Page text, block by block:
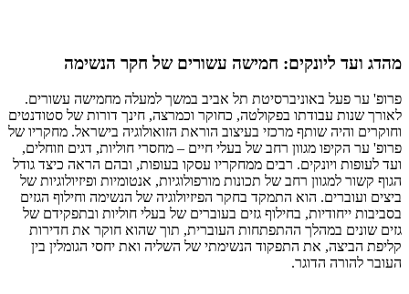
מהדג ועד ליונקים: חמישה עשורים של חקר הנשימה
פרופ' ער פעל באוניברסיטת תל אביב במשך למעלה מחמישה עשורים.
לאורך שנות עבודתו בפקולטה, כחוקר וכמרצה, חינך דורות של סטודנטים
וחוקרים והיה שותף מרכזי בעיצוב הוראת הזואולוגיה בישראל. מחקריו של
פרופ' ער הקיפו מגוון רחב של בעלי חיים – מחסרי חוליות, דגים וזוחלים,
ועד לעופות ויונקים. רבים ממחקריו עסקו בעופות, ובהם הראה כיצד גודל
הגוף קשור למגוון רחב של תכונות מורפולוגיות, אנטומיות ופיזיולוגיות של
ביצים ועוברים. הוא התמקד בחקר הפיזיולוגיה של הנשימה וחילוף הגזים
בסביבות ייחודיות, בחילוף גזים בעוברים של בעלי חוליות ובתפקידם של
גזים שונים במהלך ההתפתחות העוברית, תוך שהוא חוקר את חדירות
קליפת הביצה, את התפקוד הנשימתי של השליה ואת יחסי הגומלין בין
העובר להורה הדוגר.